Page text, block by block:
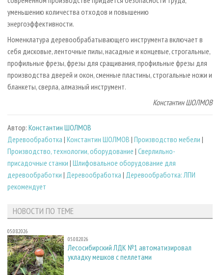
уменьшению количества отходов и повышению
энергоэффективности.
Номенклатура деревообрабатывающего инструмента включает в
себя дисковые, ленточные пилы, насадные и концевые, строгальные,
профильные фрезы, фрезы для сращивания, профильные фрезы для
производства дверей и окон, сменные пластины, строгальные ножи и
бланкеты, сверла, алмазный инструмент.
Константин ШОЛМОВ
Автор: Константин ШОЛМОВ
Деревообработка | Константин ШОЛМОВ | Производство мебели |
Производство, технологии, оборудование | Сверлильно-
присадочные станки | Шлифовальное оборудование для
деревообработки | Деревообработка | Деревообработка: ЛПИ
рекомендует
НОВОСТИ ПО ТЕМЕ
05.08.2026
05.08.2026
Лесосибирский ЛДК №1 автоматизировал
укладку мешков с пеллетами